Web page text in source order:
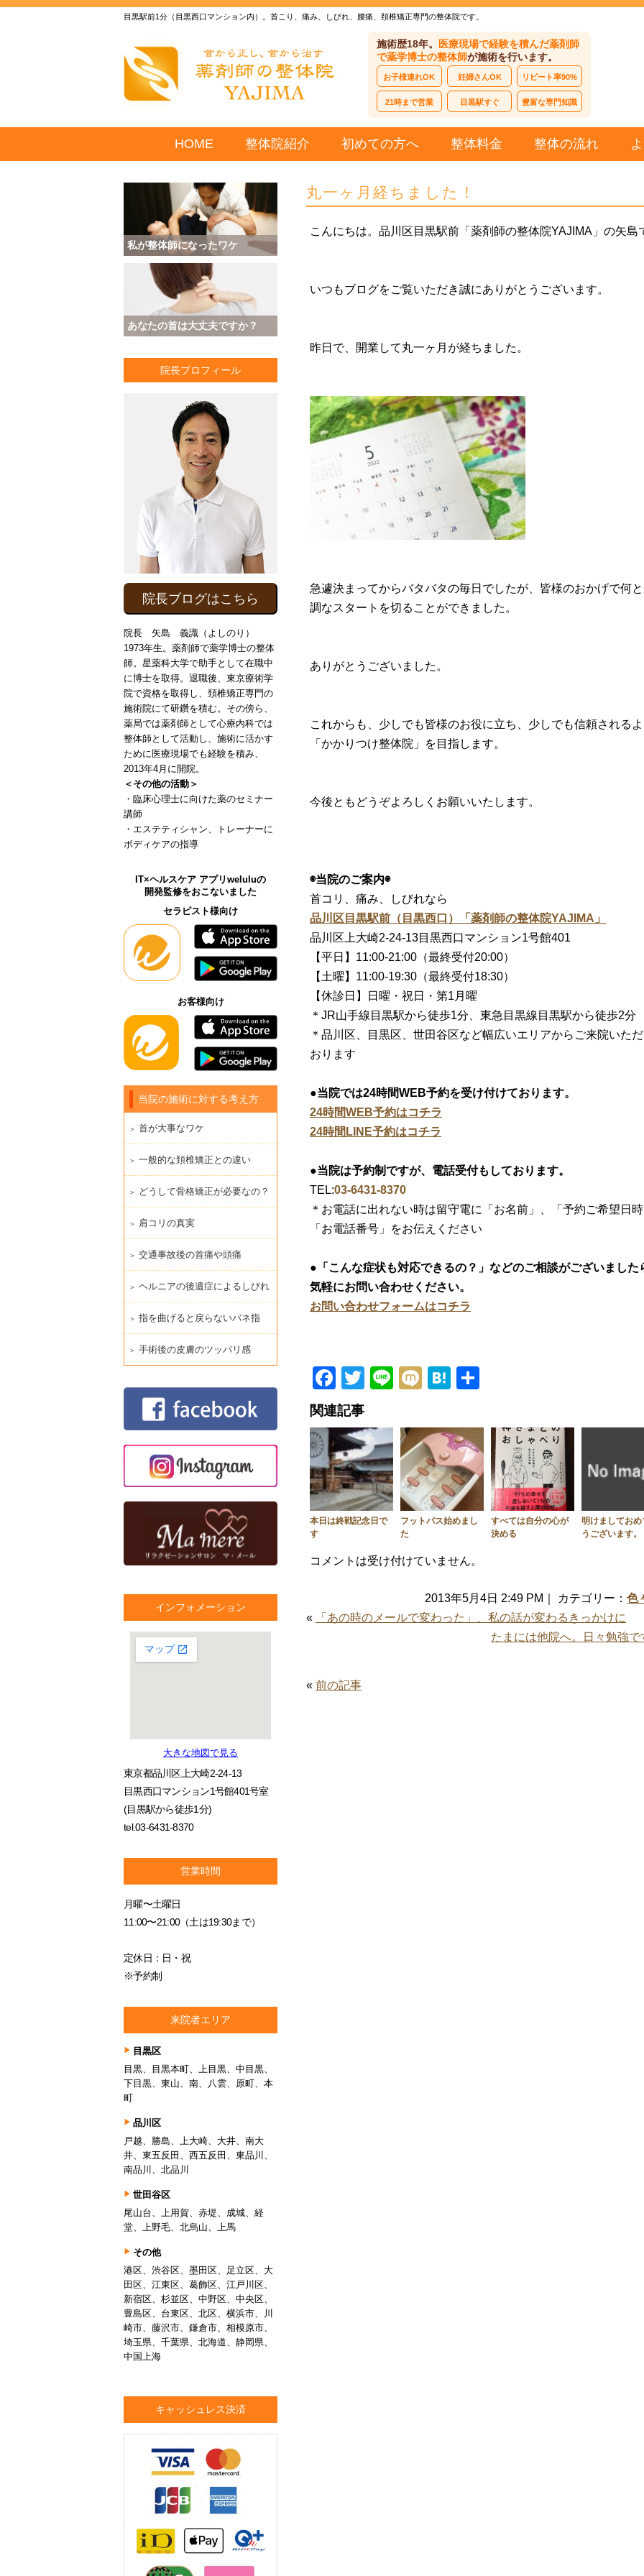
目黒駅前1分（目黒西口マンション内）。首こり、痛み、しびれ、腰痛、頚椎矯正専門の整体院です。
施術歴18年。
医療現場で経験を積んだ薬剤師
で薬学博士の整体師が施術を行います。
お子様連れOK 妊婦さんOK リピート率90%
21時まで営業 目黒駅すぐ 豊富な専門知識
HOME 整体院紹介 初めての方へ 整体料金 整体の流れ
丸一ヶ月経ちました！
こんにちは。品川区目黒駅前「薬剤師の整体院YAJIMA」の矢島
いつもブログをご覧いただき誠にありがとうございます。
昨日で、開業して丸一ヶ月が経ちました。
急遽決まってからバタバタの毎日でしたが、皆様のおかげで何
調なスタートを切ることができました。
ありがとうございました。
これからも、少しでも皆様のお役に立ち、少しでも信頼される
「かかりつけ整体院」を目指します。
今後ともどうぞよろしくお願いいたします。
◉当院のご案内◉
首コリ、痛み、しびれなら
品川区目黒駅前（目黒西口）「薬剤師の整体院YAJIMA」
品川区上大崎2-24-13目黒西口マンション1号館401
【平日】11:00-21:00（最終受付20:00）
【土曜】11:00-19:30（最終受付18:30）
【休診日】日曜・祝日・第1月曜
＊JR山手線目黒駅から徒歩1分、東急目黒線目黒駅から徒歩2分
＊品川区、目黒区、世田谷区など幅広いエリアからご来院いた
おります
●当院では24時間WEB予約を受け付けております。
24時間WEB予約はコチラ
24時間LINE予約はコチラ
●当院は予約制ですが、電話受付もしております。
TEL:03-6431-8370
＊お電話に出れない時は留守電に「お名前」、「予約ご希望日時
「お電話番号」をお伝えください
●「こんな症状も対応できるの？」などのご相談がございました
気軽にお問い合わせください。
お問い合わせフォームはコチラ
Facebook
Twitter
LineMixiHatena
関連記事
本日は終戦記念日で
す
フットバス始めまし
た
すべては自分の心が
決める
明けましておめ
うございます。
コメントは受け付けていません。
2013年5月4日 2:49 PM｜ カテゴリー： 色
«
「あの時のメールで変わった」、私の話が変わるきっかけに
たまには他院へ。日々勉強で
« 前の記事
私が整体師になったワケ
あなたの首は大丈夫ですか？
院長プロフィール
院長ブログはこちら
院長 矢島 義識（よしのり）
1973年生。薬剤師で薬学博士の整体
師。星薬科大学で助手として在職中
に博士を取得。退職後、東京療術学
院で資格を取得し、頚椎矯正専門の
施術院にて研鑽を積む。その傍ら、
薬局では薬剤師として心療内科では
整体師として活動し、施術に活かす
ために医療現場でも経験を積み、
2013年4月に開院。
＜その他の活動＞
・臨床心理士に向けた薬のセミナー
講師
・エステティシャン、トレーナーに
ボディケアの指導
IT×ヘルスケア アプリweluluの
開発監修をおこないました
セラピスト様向け
お客様向け
当院の施術に対する考え方
首が大事なワケ
一般的な頚椎矯正との違い
どうして骨格矯正が必要なの？
肩コリの真実
交通事故後の首痛や頭痛
ヘルニアの後遺症によるしびれ
指を曲げると戻らないバネ指
手術後の皮膚のツッパリ感
インフォメーション
大きな地図で見る
東京都品川区上大崎2-24-13
目黒西口マンション1号館401号室
(目黒駅から徒歩1分)
tel.03-6431-8370
営業時間
月曜〜土曜日
11:00〜21:00（土は19:30まで）
定休日：日・祝
※予約制
来院者エリア
目黒区
目黒、目黒本町、上目黒、中目黒、
下目黒、東山、南、八雲、原町、本
町
品川区
戸越、勝島、上大崎、大井、南大
井、東五反田、西五反田、東品川、
南品川、北品川
世田谷区
尾山台、上用賀、赤堤、成城、経
堂、上野毛、北烏山、上馬
その他
港区、渋谷区、墨田区、足立区、大
田区、江東区、葛飾区、江戸川区、
新宿区、杉並区、中野区、中央区、
豊島区、台東区、北区、横浜市、川
崎市、藤沢市、鎌倉市、相模原市、
埼玉県、千葉県、北海道、静岡県、
中国上海
キャッシュレス決済